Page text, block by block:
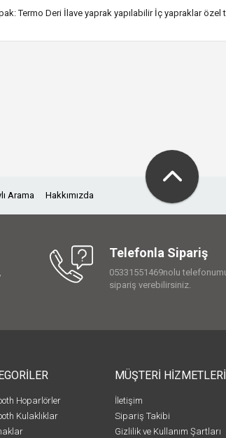
Termo Deri İlave yaprak yapılabilir İç yapraklar özel
Arama Hakkımızda
Telefonla Sipariş
05331551469nolu
sipariş verebilirsiniz.
Hoparlörler
Kulaklıklar
MÜŞTERİ HİZMETLERİ
İletişim
Sipariş Takibi
Gizlilik ve Kullanım Şartları